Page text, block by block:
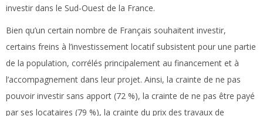
investir dans le Sud-Ouest de la France.
Bien qu’un certain nombre de Français souhaitent investir,
certains freins à l’investissement locatif subsistent pour une partie
de la population, corrélés principalement au financement et à
l’accompagnement dans leur projet. Ainsi, la crainte de ne pas
pouvoir investir sans apport (72 %), la crainte de ne pas être payé
par ses locataires (79 %), la crainte du prix des travaux de